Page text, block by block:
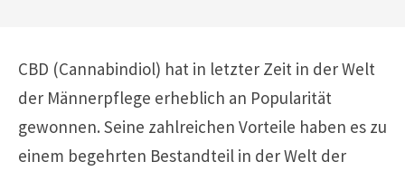
CBD (Cannabindiol) hat in letzter Zeit in der Welt
der Männerpflege erheblich an Popularität
gewonnen. Seine zahlreichen Vorteile haben es zu
einem begehrten Bestandteil in der Welt der